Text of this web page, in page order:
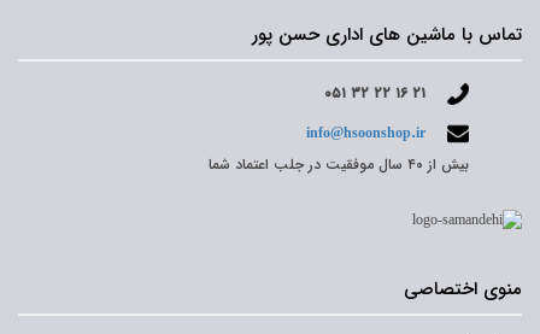
تماس با ماشین های اداری حسن پور
۰۵۱ ۳۲ ۲۲ ۱۶ ۲۱
info@hsoonshop.ir
بیش از ۴۰ سال موفقیت در جلب اعتماد شما
منوی اختصاصی